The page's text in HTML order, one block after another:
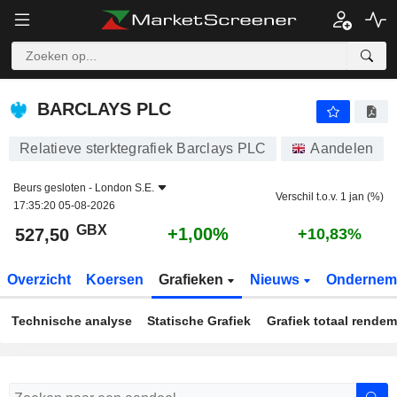
BARCLAYS PLC
BARCLAYS PLC
Relatieve sterktegrafiek Barclays PLC Aandelen
Beurs gesloten - London S.E.
17:35:20 05-08-2026
Verschil t.o.v. 1 jan (%)
527,50 GBX +1,00% +10,83%
Overzicht Koersen Grafieken Nieuws
Technische analyse Statische Grafiek Grafiek totaal